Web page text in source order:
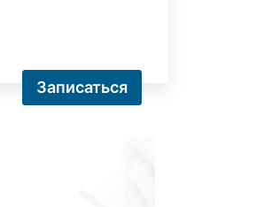
Записаться